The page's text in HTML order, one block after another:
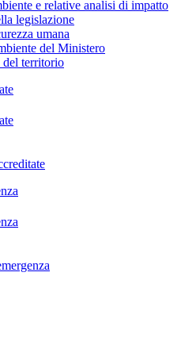
e relative analisi di impatto
legislazione
umana
del Ministero
del territorio